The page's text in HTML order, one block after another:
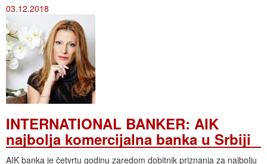
03.12.2018
INTERNATIONAL BANKER: AIK
najbolja komercijalna banka u Srbiji
AIK banka je četvrtu godinu zaredom dobitnik priznanja za najbolju